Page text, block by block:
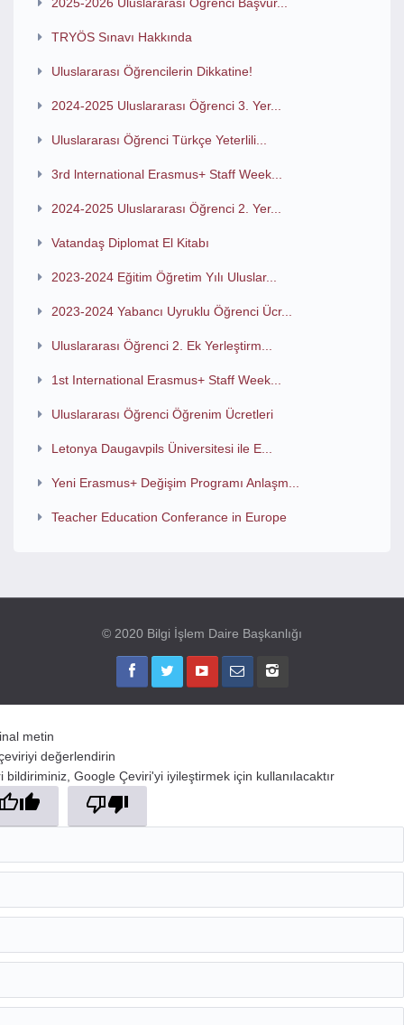
TRYÖS Sınavı Hakkında
Uluslararası Öğrencilerin Dikkatine!
2024-2025 Uluslararası Öğrenci 3. Yer...
Uluslararası Öğrenci Türkçe Yeterlili...
3rd lnternational Erasmus+ Staff Week...
2024-2025 Uluslararası Öğrenci 2. Yer...
Vatandaş Diplomat El Kitabı
2023-2024 Eğitim Öğretim Yılı Uluslar...
2023-2024 Yabancı Uyruklu Öğrenci Ücr...
Uluslararası Öğrenci 2. Ek Yerleştirm...
1st International Erasmus+ Staff Week...
Uluslararası Öğrenci Öğrenim Ücretleri
Letonya Daugavpils Üniversitesi ile E...
Yeni Erasmus+ Değişim Programı Anlaşm...
Teacher Education Conferance in Europe
© 2020 Bilgi İşlem Daire Başkanlığı
metin
değerlendirin
bildiriminiz, Google Çeviri'yi iyileştirmek için kullanılacaktır